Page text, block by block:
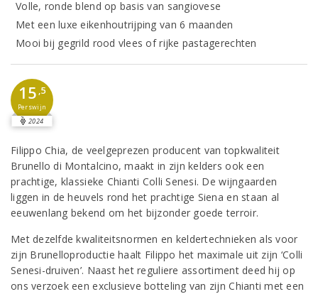
Volle, ronde blend op basis van sangiovese
Met een luxe eikenhoutrijping van 6 maanden
Mooi bij gegrild rood vlees of rijke pastagerechten
15 ,5
Perswijn
2024
Filippo Chia, de veelgeprezen producent van topkwaliteit
Brunello di Montalcino, maakt in zijn kelders ook een
prachtige, klassieke Chianti Colli Senesi. De wijngaarden
liggen in de heuvels rond het prachtige Siena en staan al
eeuwenlang bekend om het bijzonder goede terroir.
Met dezelfde kwaliteitsnormen en keldertechnieken als voor
zijn Brunelloproductie haalt Filippo het maximale uit zijn ‘Colli
Senesi-druiven’. Naast het reguliere assortiment deed hij op
ons verzoek een exclusieve botteling van zijn Chianti met een